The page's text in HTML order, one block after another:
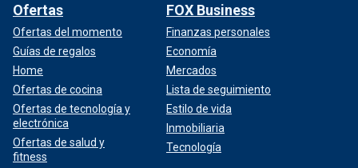
Ofertas
Ofertas del momento
Guías de regalos
Home
Ofertas de cocina
Ofertas de tecnología y
electrónica
Ofertas de salud y
fitness
FOX Business
Finanzas personales
Economía
Mercados
Lista de seguimiento
Estilo de vida
Inmobiliaria
Tecnología